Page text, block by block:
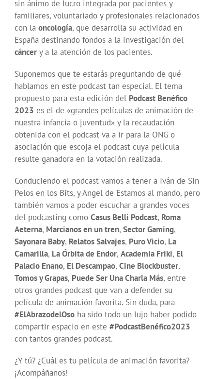
sin ánimo de lucro integrada por pacientes y
familiares, voluntariado y profesionales relacionados
con la oncología, que desarrolla su actividad en
España destinando fondos a la investigación del
cáncer y a la atención de los pacientes.
Suponemos que te estarás preguntando de qué
hablamos en este podcast tan especial. El tema
propuesto para esta edición del Podcast Benéfico
2023 es el de «grandes películas de animación de
nuestra infancia o juventud» y la recaudación
obtenida con el podcast va a ir para la ONG o
asociación que escoja el podcast cuya película
resulte ganadora en la votación realizada.
Conduciendo el podcast vamos a tener a Iván de Sin
Pelos en los Bits, y Angel de Estamos al mando, pero
también vamos a poder escuchar a grandes voces
del podcasting como Casus Belli Podcast, Roma
Aeterna, Marcianos en un tren, Sector Gaming,
Sayonara Baby, Relatos Salvajes, Puro Vicio, La
Camarilla, La Órbita de Endor, Academia Friki, El
Palacio Enano, El Descampao, Cine Blockbuster,
Tomos y Grapas, Puede Ser Una Charla Más, entre
otros grandes podcast que van a defender su
película de animación favorita. Sin duda, para
#ElAbrazodelOso ha sido todo un lujo haber podido
compartir espacio en este #PodcastBenéfico2023
con tantos grandes podcast.
¿Y tú? ¿Cuál es tu película de animación favorita?
¡Acompáñanos!